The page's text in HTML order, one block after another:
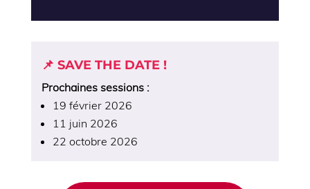
📌 SAVE THE DATE !
Prochaines sessions :
19 février 2026
11 juin 2026
22 octobre 2026